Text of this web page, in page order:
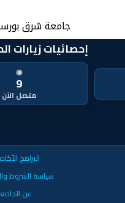
إحصائيات زيارات
◉
9
متصل الآن
البرامج
سياسة الشروط
عن